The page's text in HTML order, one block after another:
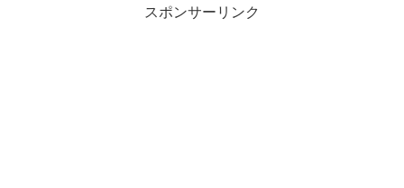
スポンサーリンク